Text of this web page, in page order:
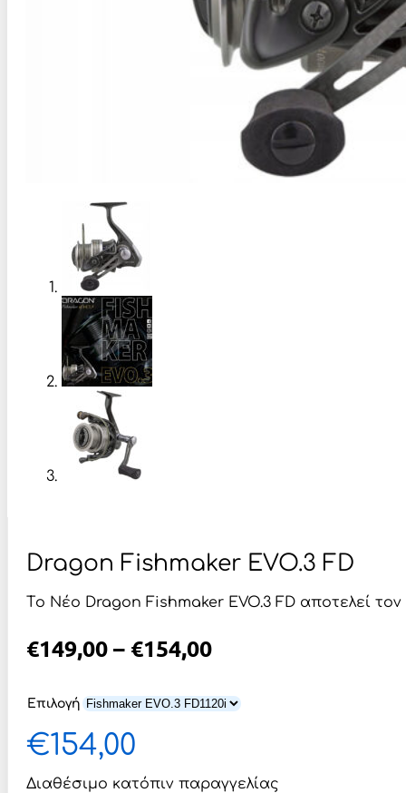
Dragon Fishmaker EVO.3 FD
Tο Νέο Dragon Fishmaker EVO.3 FD αποτελεί
€149,00– €154,00Price
€149,00
Επιλογή
€154,00
Διαθέσιμο κατόπιν παραγγελίας